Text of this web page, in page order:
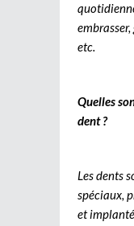
etc.
Quelles
dent ?
Les dents
spéciaux,
et